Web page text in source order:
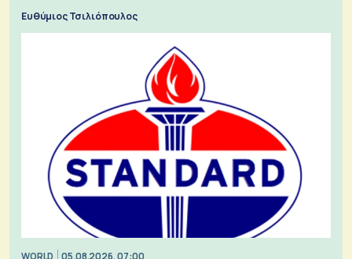
Ευθύμιος Τσιλιόπουλος
WORLD 05.08.2026, 07:00